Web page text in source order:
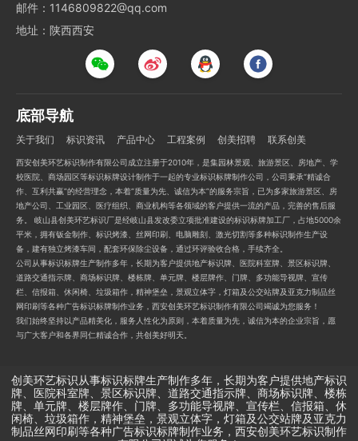
邮件：1146809822@qq.com
地址：陕西西安
底部导航
关于我们 标识资讯 产品中心 工程案例 创美招聘 联系创美
西安创美环艺标识制作有限公司成立注册于2010年，是集园林景观、旅游景区、房地产、学
校医院、商场园区等标识标牌设计制作于一起的专业标识标牌制作公司，公司秉承“精诚合
作、互利共赢”的经营理念，本着“质量为先、诚信为本”的服务宗旨，已为多家旅游景区、房
地产公司、工业园区、医疗组织、商业机构等各领域的客户提供一流的产品，完善的售后服
务。 岐山县创美环艺标识厂是经岐山县发改委立项批准建设的标识标牌加工厂，占地5000余
平米，拥有钣金制作、标识烤漆、丝网印刷、电脑雕刻、激光切割等多种标识制作生产设
备，建有独立烤漆车间，配套环保除尘设备，通过环评验收合格，手续齐全。
公司从事标识标牌生产制作多年，长期为客户提供地产标识牌、医院科室牌、景区标识牌、
道路交通指示牌、商场标识牌、楼栋牌、单元牌、楼层牌作、门牌、多功能导视牌、宣传
栏、信报箱、休闲椅、垃圾箱作，精神堡垒，景观立体字，灯箱及公交站牌及亚克力制品丝
网印刷等各种广告标识标牌制作业务，西安创美环艺标识制作有限公司竭诚为您服务！
我们始终坚持以产品精美化，服务人性化为原则，本着质量为先，诚信为本的企业宗旨，愿
与广大客户和各界同仁精诚合作，共创美好明天。
创美环艺标识从事标识标牌生产制作多年，长期为客户提供地产标识
牌、医院科室牌、景区标识牌、道路交通指示牌、商场标识牌、楼栋
牌、单元牌、楼层牌作、门牌、多功能导视牌、宣传栏、信报箱、休
闲椅、垃圾箱作，精神堡垒，景观立体字，灯箱及公交站牌及亚克力
制品丝网印刷等各种广告标识标牌制作业务，西安创美环艺标识制作